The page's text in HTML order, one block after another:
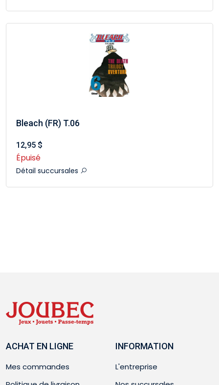
Bleach (FR) T.06
12,95 $
Épuisé
Détail succursales
ACHAT EN LIGNE
Mes commandes
INFORMATION
L'entreprise